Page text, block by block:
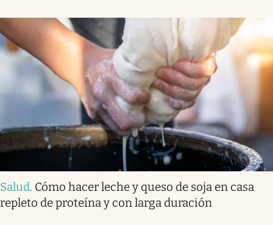
Salud. Cómo hacer leche y queso de soja en casa
repleto de proteína y con larga duración